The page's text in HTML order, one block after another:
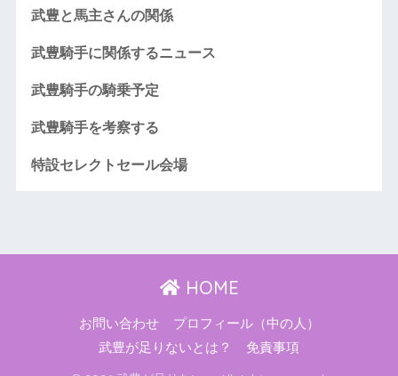
武豊と馬主さんの関係
武豊騎手に関係するニュース
武豊騎手の騎乗予定
武豊騎手を考察する
特設セレクトセール会場
HOME
お問い合わせ
プロフィール（中の人）
武豊が足りないとは？
免責事項